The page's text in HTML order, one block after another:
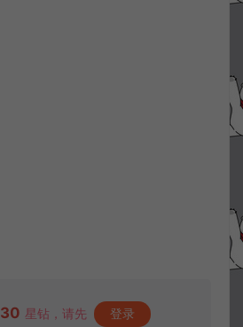
30 星钻，请先 登录